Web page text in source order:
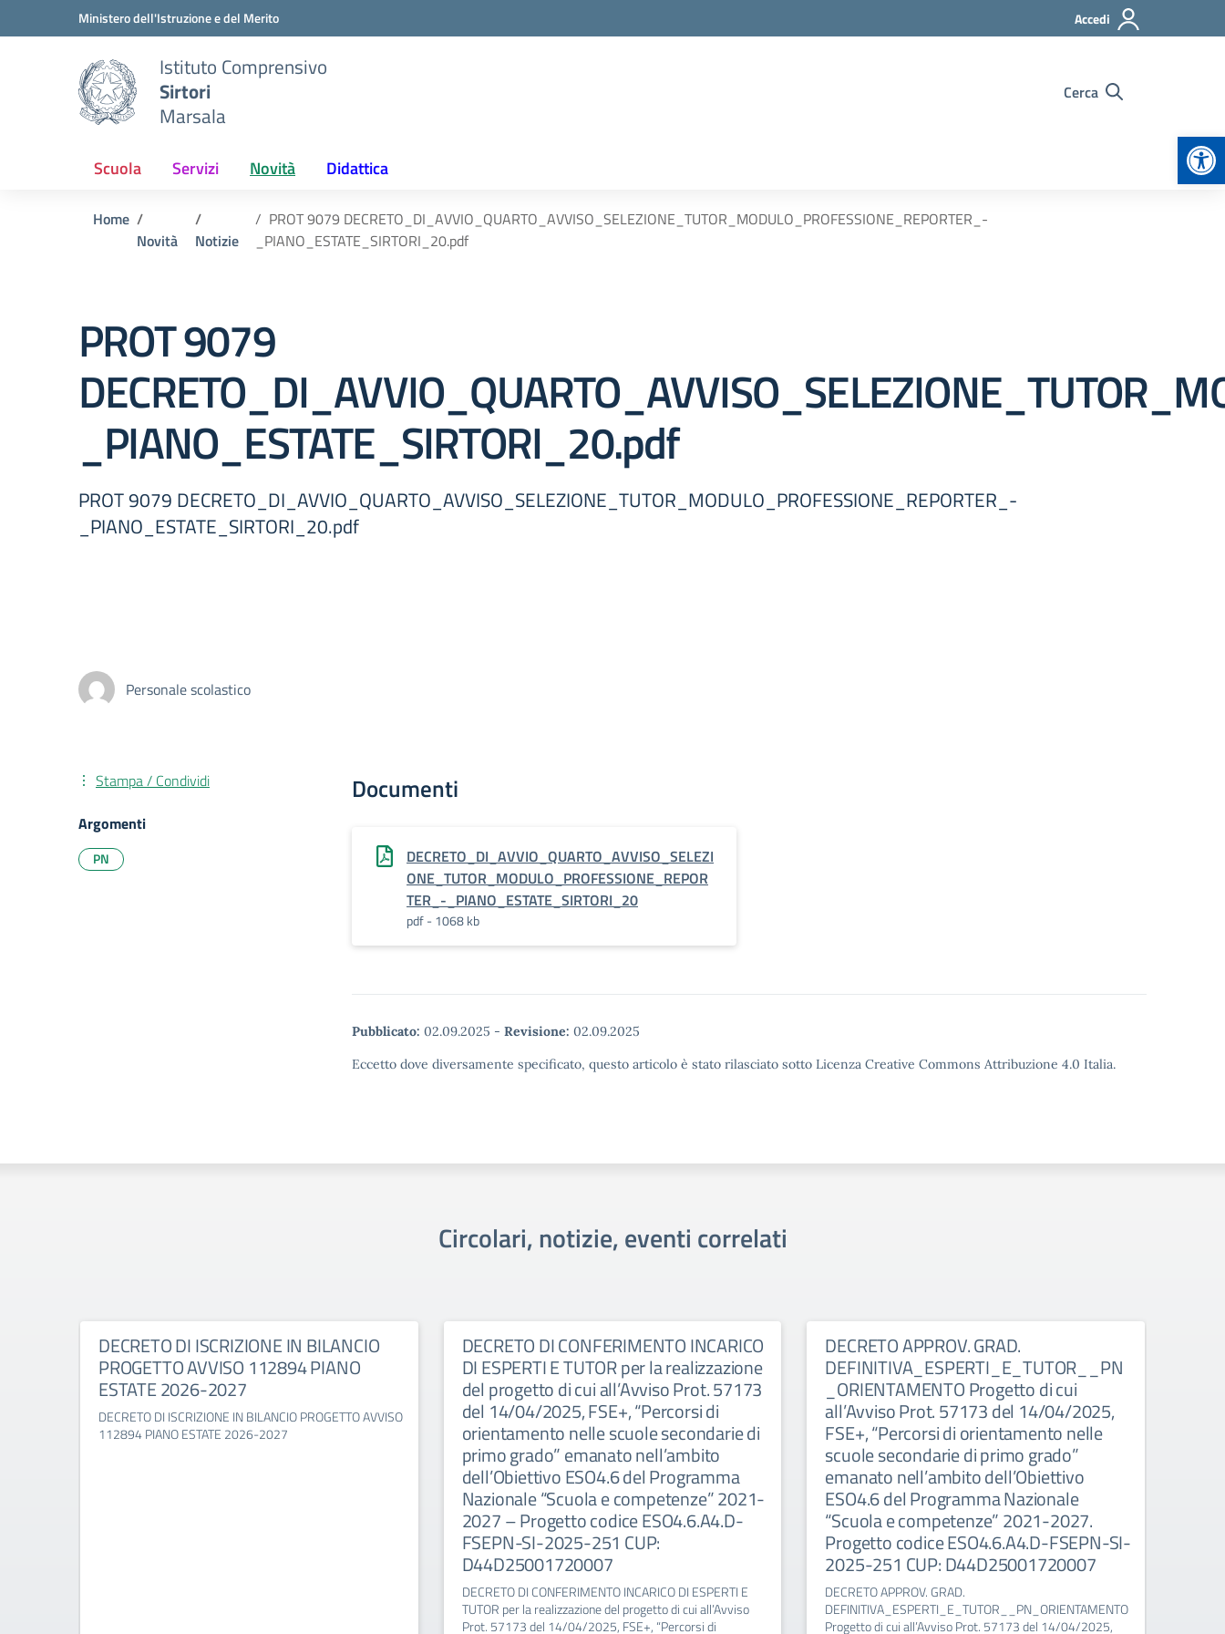
Vai ai contenuti
Vai al menu di navigazioneMinistero dell'Istruzione e del Merito Accedi
Istituto Comprensivo
Sirtori
Marsala
Cerca
Scuola Servizi Novità Didattica
Home
Novità
Notizie
PROT 9079 DECRETO_DI_AVVIO_QUARTO_AVVISO_SELEZIONE_TUTOR_MODULO_PROFESSIONE_REPORTER_-
_PIANO_ESTATE_SIRTORI_20.pdf
PROT 9079
_PIANO_ESTATE_SIRTORI_20.pdf
PROT 9079 DECRETO_DI_AVVIO_QUARTO_AVVISO_SELEZIONE_TUTOR_MODULO_PROFESSIONE_REPORTER_-
_PIANO_ESTATE_SIRTORI_20.pdf
Personale scolastico
Documenti
DECRETO_DI_AVVIO_QUARTO_AVVISO_SELEZI
ONE_TUTOR_MODULO_PROFESSIONE_REPOR
TER_-_PIANO_ESTATE_SIRTORI_20
pdf - 1068 kb
Pubblicato: 02.09.2025 - Revisione: 02.09.2025
Eccetto dove diversamente specificato, questo articolo è stato rilasciato sotto Licenza Creative Commons Attribuzione 4.0 Italia.
Stampa / Condividi
Argomenti
PN
Circolari, notizie, eventi correlati
DECRETO DI ISCRIZIONE IN BILANCIO
PROGETTO AVVISO 112894 PIANO
ESTATE 2026-2027
DECRETO DI ISCRIZIONE IN BILANCIO PROGETTO AVVISO
112894 PIANO ESTATE 2026-2027
DECRETO DI CONFERIMENTO INCARICO
DI ESPERTI E TUTOR per la realizzazione
del progetto di cui all’Avviso Prot. 57173
del 14/04/2025, FSE+, “Percorsi di
orientamento nelle scuole secondarie di
primo grado” emanato nell’ambito
dell’Obiettivo ESO4.6 del Programma
Nazionale “Scuola e competenze” 2021-
2027 – Progetto codice ESO4.6.A4.D-
FSEPN-SI-2025-251 CUP:
D44D25001720007
DECRETO DI CONFERIMENTO INCARICO DI ESPERTI E
TUTOR per la realizzazione del progetto di cui all’Avviso
Prot. 57173 del 14/04/2025, FSE+, “Percorsi di
DECRETO APPROV. GRAD.
DEFINITIVA_ESPERTI_E_TUTOR__PN
_ORIENTAMENTO Progetto di cui
all’Avviso Prot. 57173 del 14/04/2025,
FSE+, “Percorsi di orientamento nelle
scuole secondarie di primo grado”
emanato nell’ambito dell’Obiettivo
ESO4.6 del Programma Nazionale
“Scuola e competenze” 2021-2027.
Progetto codice ESO4.6.A4.D-FSEPN-SI-
2025-251 CUP: D44D25001720007
DECRETO APPROV. GRAD.
DEFINITIVA_ESPERTI_E_TUTOR__PN_ORIENTAMENTO
Progetto di cui all’Avviso Prot. 57173 del 14/04/2025,